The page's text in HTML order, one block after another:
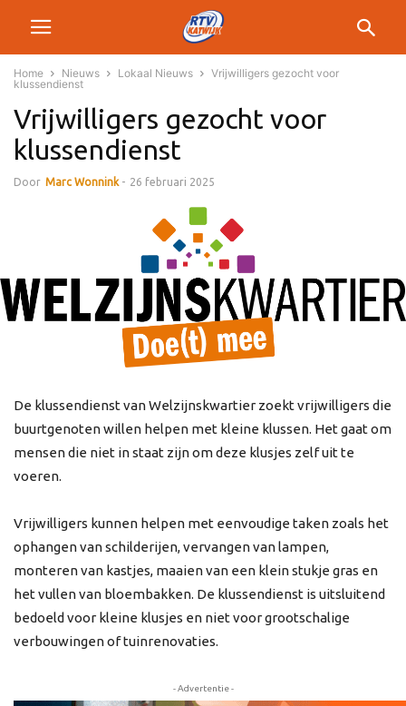
Home Nieuws Lokaal Nieuws
Vrijwilligers gezocht voor
klussendienst
Vrijwilligers gezocht voor
klussendienst
Door Marc Wonnink - 26 februari 2025
De klussendienst van Welzijnskwartier zoekt vrijwilligers die
buurtgenoten willen helpen met kleine klussen. Het gaat om
mensen die niet in staat zijn om deze klusjes zelf uit te
voeren.
Vrijwilligers kunnen helpen met eenvoudige taken zoals het
ophangen van schilderijen, vervangen van lampen,
monteren van kastjes, maaien van een klein stukje gras en
het vullen van bloembakken. De klussendienst is uitsluitend
bedoeld voor kleine klusjes en niet voor grootschalige
verbouwingen of tuinrenovaties.
- Advertentie -